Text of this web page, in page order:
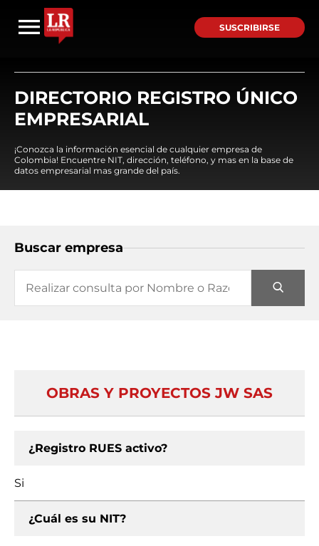
SUSCRIBIRSE
DIRECTORIO REGISTRO ÚNICO
EMPRESARIAL
¡Conozca la información esencial de cualquier empresa de
Colombia! Encuentre NIT, dirección, teléfono, y mas en la base de
datos empresarial mas grande del país.
Buscar empresa
OBRAS Y PROYECTOS JW SAS
¿Registro RUES activo?
Si
¿Cuál es su NIT?